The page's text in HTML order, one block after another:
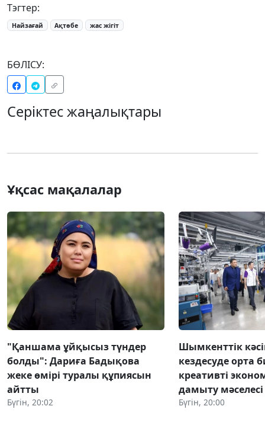
Тэгтер:
Найзағай Ақтөбе жас жігіт
БӨЛІСУ:
Серіктес жаңалықтары
Ұқсас мақалалар
"Қаншама ұйқысыз түндер
болды": Дариға Бадықова
жеке өмірі туралы құпиясын
айтты
Бүгін, 20:02
Шымкенттік
кездесуде орта
креативті
дамыту
Бүгін, 20:00